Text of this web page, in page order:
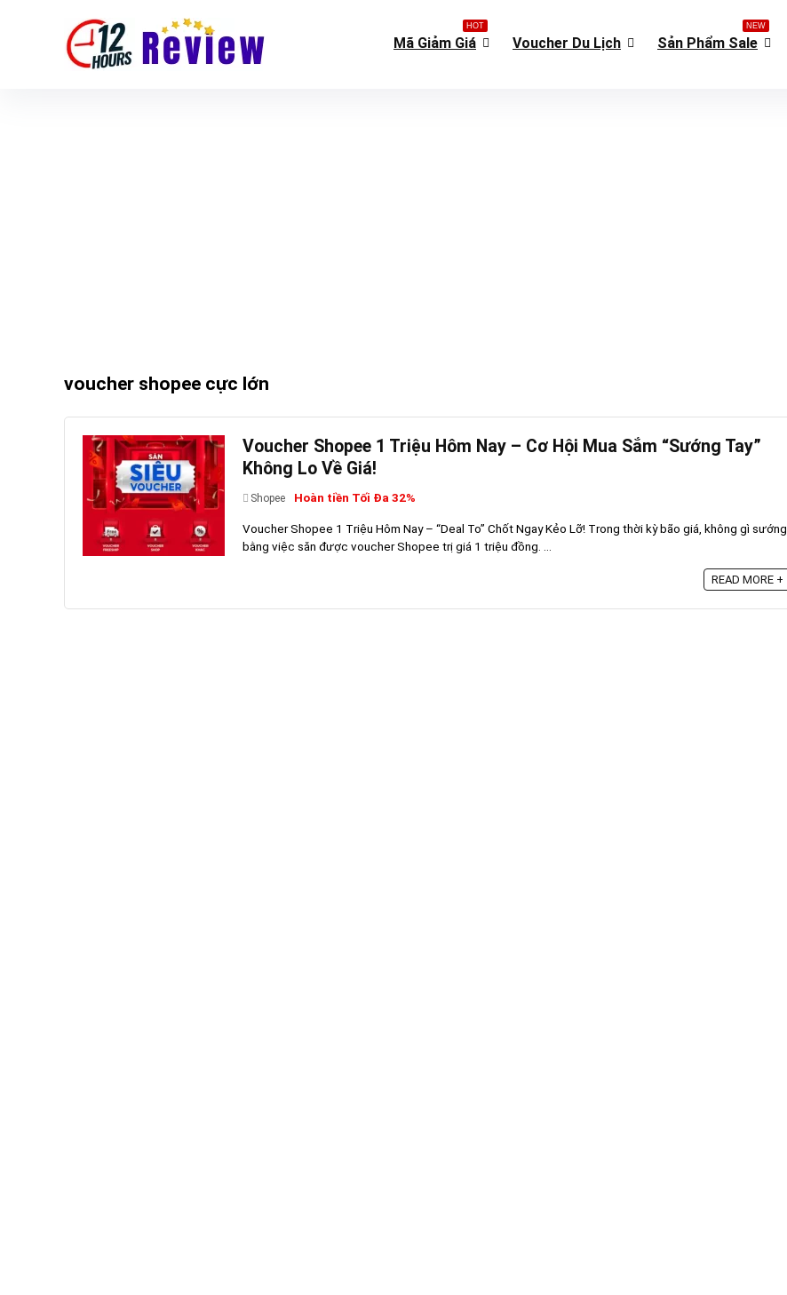
Mã Giảm Giá
HOT
Voucher Du Lịch Sản Phẩm Sale
NEW
voucher shopee cực lớn
Voucher Shopee 1 Triệu Hôm Nay – Cơ Hội Mua Sắm “Sướng Tay”
Không Lo Về Giá!
Shopee Hoàn tiền Tối Đa 32%
Voucher Shopee 1 Triệu Hôm Nay – “Deal To” Chốt Ngay Kẻo Lỡ! Trong thời kỳ bão giá, không gì sướng
bằng việc săn được voucher Shopee trị giá 1 triệu đồng. ...
READ MORE +